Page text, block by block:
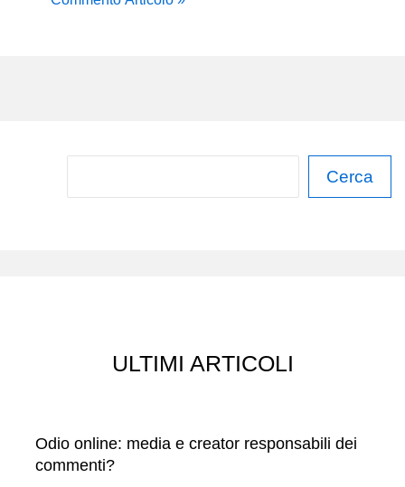
Cerca
ULTIMI ARTICOLI
Odio online: media e creator responsabili dei
commenti?